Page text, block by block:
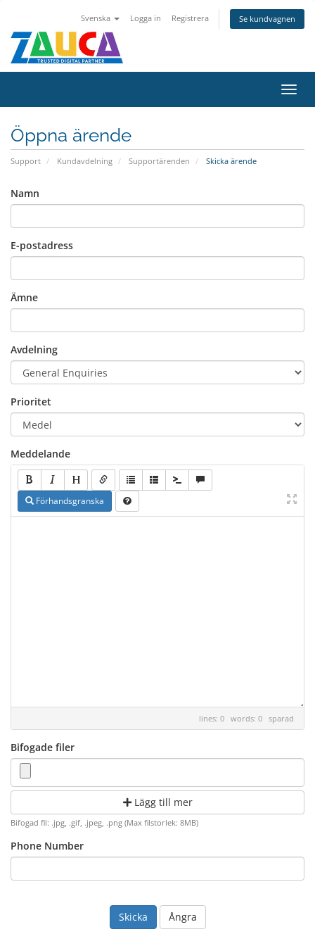
Svenska Logga in Registrera Se kundvagnen
Växla
Öppna ärende
Support Kundavdelning Supportärenden Skicka ärende
Namn
E-postadress
Ämne
Avdelning
Prioritet
Meddelande
Förhandsgranska
lines: 0 words: 0 sparad
Bifogade filer
Lägg till mer
Bifogad fil: .jpg, .gif, .jpeg, .png (Max filstorlek: 8MB)
Phone Number
Ångra